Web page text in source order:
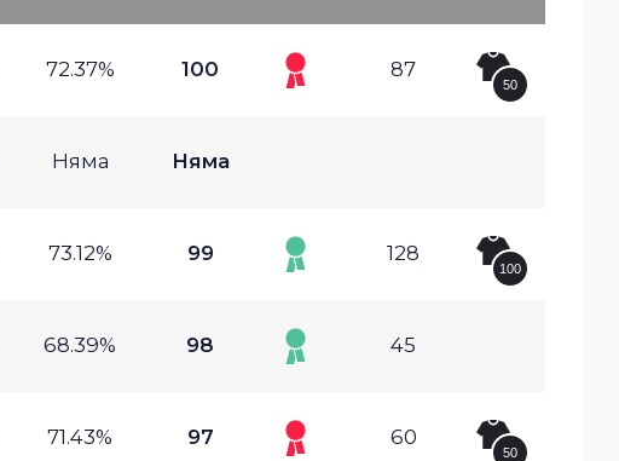
72.37% 100 87
50
Няма Няма
73.12% 99 128
100
68.39% 98 45
71.43% 97 60
50